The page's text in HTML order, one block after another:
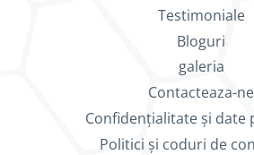
Testimoniale
Bloguri
galeria
Contacteaza-ne
Confidențialitate și date
Politici și coduri de